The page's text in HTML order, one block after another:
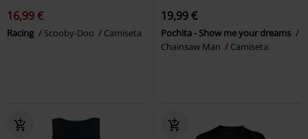
16,99 €
Racing Scooby-Doo Camiseta
19,99 €
Pochita - Show me your dreams
Chainsaw Man
Camiseta